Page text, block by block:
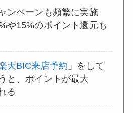
ンペーンも頻繁に実施
や15%のポイント還元も
天BIC来店予約 」をして
と、ポイントが最大
る